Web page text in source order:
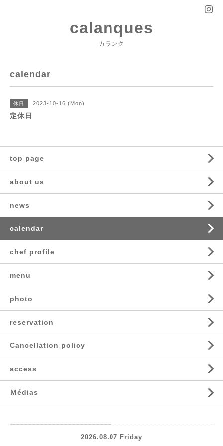
calanques
カランク
calendar
休日 2023-10-16 (Mon)
定休日
top page
about us
news
calendar
chef profile
menu
photo
reservation
Cancellation policy
access
Ｍédias
2026.08.07 Friday